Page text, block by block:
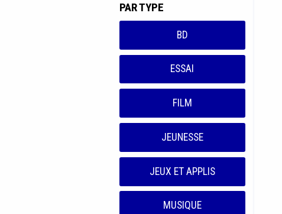
PAR TYPE
BD
ESSAI
FILM
JEUNESSE
JEUX ET APPLIS
MUSIQUE